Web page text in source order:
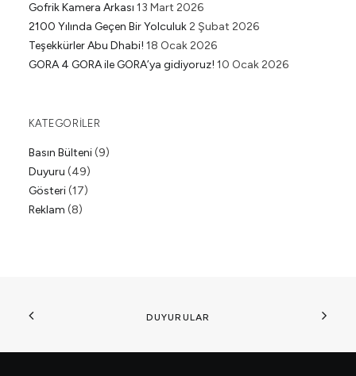
Gofrik Kamera Arkası 13 Mart 2026
2100 Yılında Geçen Bir Yolculuk2 Şubat 2026
Teşekkürler Abu Dhabi! 18 Ocak 2026
GORA 4 GORA ile GORA’ya gidiyoruz! 10 Ocak 2026
KATEGORILER
Basın Bülteni(9)
Duyuru (49)
Gösteri(17)
Reklam (8)
DUYURULAR